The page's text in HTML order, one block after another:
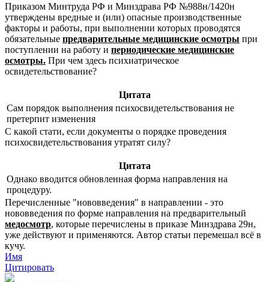
Приказом Минтруда РФ и Минздрава РФ №988н/1420н
утверждены вредные и (или) опасные производственные
факторы и работы, при выполнении которых проводятся
обязательные предварительные медицинские осмотры при
поступлении на работу и периодические медицинские
осмотры. При чем здесь психиатрическое
освидетельствование?
Цитата
Сам порядок выполнения психосвидетельствования не
претерпит изменения
С какой стати, если документы о порядке проведения
психосвидетельствования утратят силу?
Цитата
Однако вводится обновленная форма направления на
процедуру.
Перечисленные "нововведения" в направлении - это
нововведения по форме направления на предварительный
медосмотр, которые перечислены в приказе Минздрава 29н,
уже действуют и применяются. Автор статьи перемешал всё в
кучу.
Имя
Цитировать